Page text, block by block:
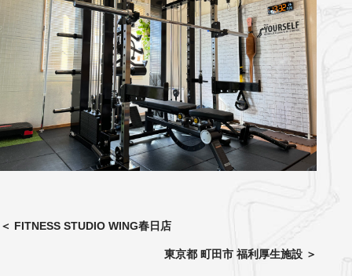
＜ FITNESS STUDIO WING春日店
東京都 町田市 福利厚生施設 ＞